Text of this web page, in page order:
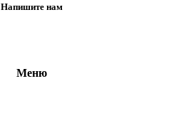
Напишите нам
Меню